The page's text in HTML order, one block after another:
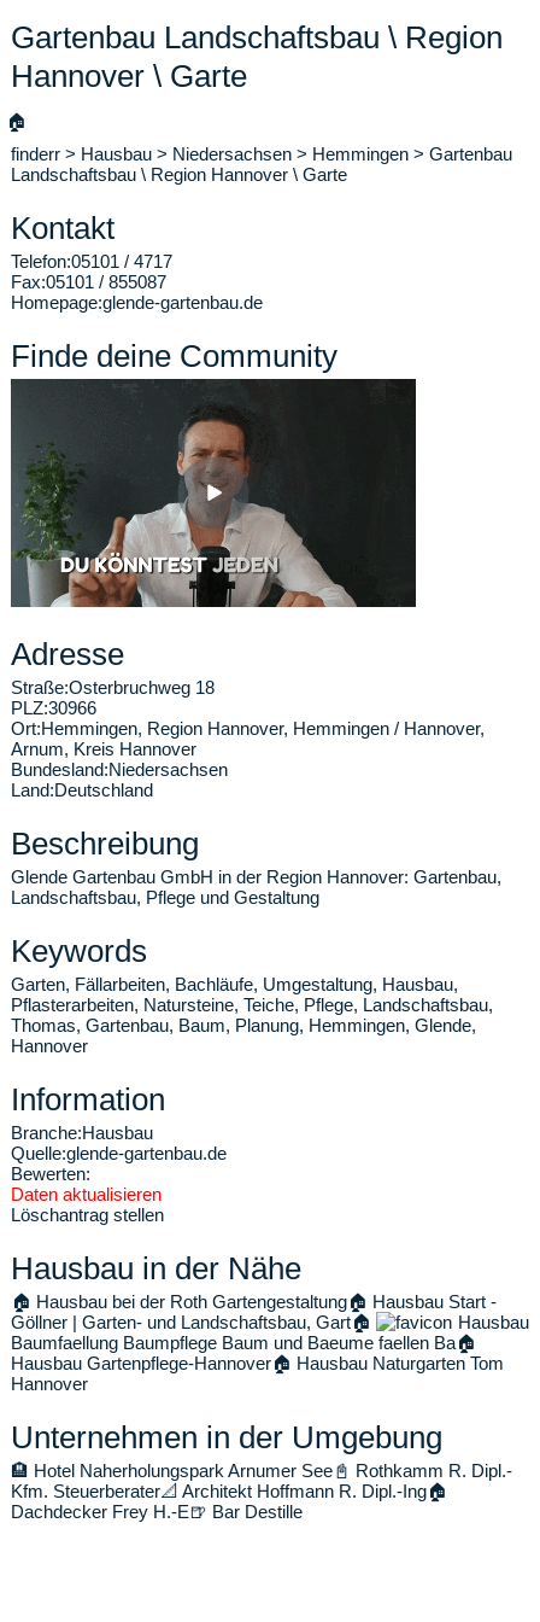
Gartenbau Landschaftsbau \ Region
Hannover \ Garte
🏠
finderr > Hausbau > Niedersachsen > Hemmingen > Gartenbau
Landschaftsbau \ Region Hannover \ Garte
Kontakt
Telefon:05101 / 4717
Fax:05101 / 855087
Homepage:glende-gartenbau.de
Finde deine Community
Adresse
Straße:Osterbruchweg 18
PLZ:30966
Ort:Hemmingen, Region Hannover, Hemmingen / Hannover,
Arnum, Kreis Hannover
Bundesland:Niedersachsen
Land:Deutschland
Beschreibung
Glende Gartenbau GmbH in der Region Hannover: Gartenbau,
Landschaftsbau, Pflege und Gestaltung
Keywords
Garten, Fällarbeiten, Bachläufe, Umgestaltung, Hausbau,
Pflasterarbeiten, Natursteine, Teiche, Pflege, Landschaftsbau,
Thomas, Gartenbau, Baum, Planung, Hemmingen, Glende,
Hannover
Information
Branche:Hausbau
Quelle:glende-gartenbau.de
Bewerten:
Daten aktualisieren
Löschantrag stellen
Hausbau in der Nähe
🏠 Hausbau bei der Roth Gartengestaltung🏠 Hausbau Start -
Göllner | Garten- und Landschaftsbau, Gart🏠
Hausbau
Baumfaellung Baumpflege Baum und Baeume faellen Ba🏠
Hausbau Gartenpflege-Hannover🏠 Hausbau Naturgarten Tom
Hannover
Unternehmen in der Umgebung
🏨 Hotel Naherholungspark Arnumer See📓 Rothkamm R. Dipl.-
Kfm. Steuerberater📐 Architekt Hoffmann R. Dipl.-Ing🏠
Dachdecker Frey H.-E🍺 Bar Destille